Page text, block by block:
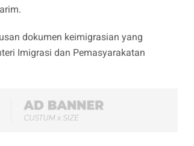
dokumen keimigrasian yang
Imigrasi dan Pemasyarakatan